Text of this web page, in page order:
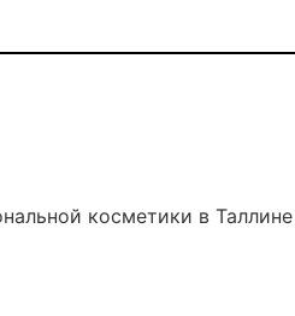
косметики в Таллине